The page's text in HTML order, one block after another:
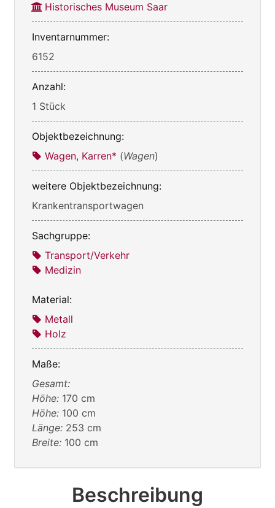
Historisches Museum Saar
Inventarnummer:
6152
Anzahl:
1 Stück
Objektbezeichnung:
Wagen, Karren* (Wagen)
weitere Objektbezeichnung:
Krankentransportwagen
Sachgruppe:
Transport/Verkehr
Medizin
Material:
Metall
Holz
Maße:
Gesamt:
Höhe: 170 cm
Höhe: 100 cm
Länge: 253 cm
Breite: 100 cm
Beschreibung